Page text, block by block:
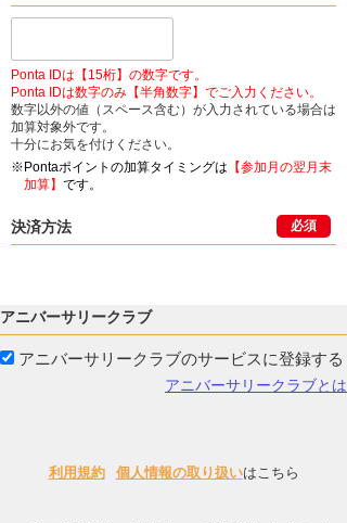
Ponta IDは【15桁】の数字です。
Ponta IDは数字のみ【半角数字】でご入力ください。
数字以外の値（スペース含む）が入力されている場合は
加算対象外です。
十分にお気を付けください。
※Pontaポイントの加算タイミングは 【参加月の翌月末
加算】 です。
決済方法 必須
アニバーサリークラブ
アニバーサリークラブのサービスに登録する
アニバーサリークラブとは
利用規約 個人情報の取り扱いはこちら